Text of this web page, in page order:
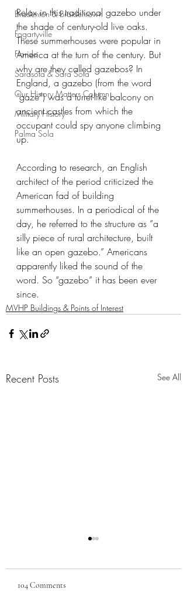
Bradenton & Braidentown
Fogartyville
Florida
Sarasota & Sara Sota
Our History Matters Column
Military History
Palma Sola
Relax in this traditional gazebo under
the shade of century-old live oaks.
These summerhouses were popular in
America at the turn of the century. But
why are they called gazebos? In
England, a gazebo (from the word
“gaze”) was a turret-like balcony on
ancient castles from which the
occupant could spy anyone climbing
up.
According to research, an English
architect of the period criticized the
American fad of building
summerhouses. In a periodical of the
day, he referred to the structure as “a
silly piece of rural architecture, built
like an open gazebo.” Americans
apparently liked the sound of the
word. So “gazebo” it has been ever
since.
MVHP Buildings & Points of Interest
Recent Posts See All
104 Comments